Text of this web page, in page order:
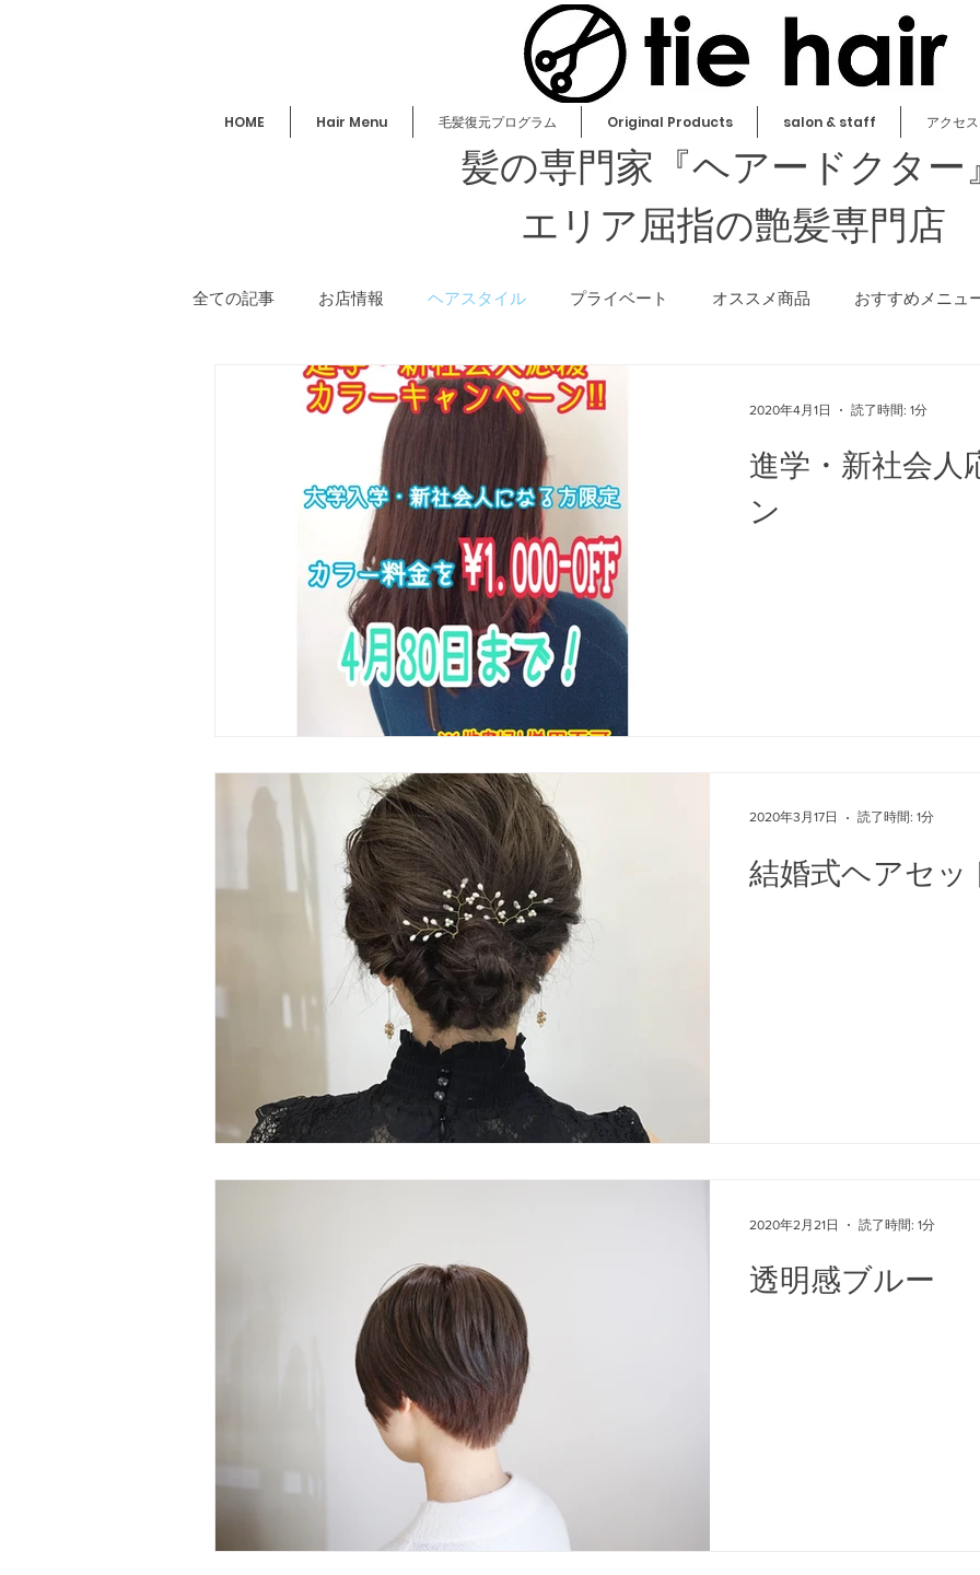
HOME Hair Menu 毛髪復元プログラム Original Products salon & staff アクセ
髪の専門家『ヘアードクター
​エリア屈指の艶髪専門店
全ての記事 お店情報 ヘアスタイル プライベート オススメ商品 おすすめメニュ
講習／セミナー 美容情報 その他
進学・新社会人
ン
2020年4月1日 読了時間: 1分
結婚式ヘアセッ
2020年3月17日 読了時間: 1分
透明感ブルー
2020年2月21日 読了時間: 1分